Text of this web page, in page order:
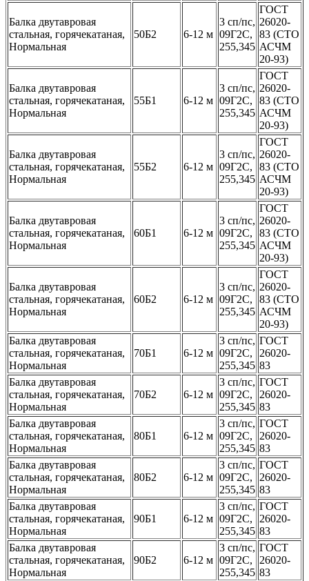
Балка двутавровая
стальная, горячекатаная,
Нормальная
50Б2 6-12 м
3 сп/пс,
09Г2С,
255,345
ГОСТ
26020-
83 (СТО
АСЧМ
20-93)
Балка двутавровая
стальная, горячекатаная,
Нормальная
55Б1 6-12 м
3 сп/пс,
09Г2С,
255,345
ГОСТ
26020-
83 (СТО
АСЧМ
20-93)
Балка двутавровая
стальная, горячекатаная,
Нормальная
55Б2 6-12 м
3 сп/пс,
09Г2С,
255,345
ГОСТ
26020-
83 (СТО
АСЧМ
20-93)
Балка двутавровая
стальная, горячекатаная,
Нормальная
60Б1 6-12 м
3 сп/пс,
09Г2С,
255,345
ГОСТ
26020-
83 (СТО
АСЧМ
20-93)
Балка двутавровая
стальная, горячекатаная,
Нормальная
60Б2 6-12 м
3 сп/пс,
09Г2С,
255,345
ГОСТ
26020-
83 (СТО
АСЧМ
20-93)
Балка двутавровая
стальная, горячекатаная,
Нормальная
70Б1 6-12 м
3 сп/пс,
09Г2С,
255,345
ГОСТ
26020-
83
Балка двутавровая
стальная, горячекатаная,
Нормальная
70Б2 6-12 м
3 сп/пс,
09Г2С,
255,345
ГОСТ
26020-
83
Балка двутавровая
стальная, горячекатаная,
Нормальная
80Б1 6-12 м
3 сп/пс,
09Г2С,
255,345
ГОСТ
26020-
83
Балка двутавровая
стальная, горячекатаная,
Нормальная
80Б2 6-12 м
3 сп/пс,
09Г2С,
255,345
ГОСТ
26020-
83
Балка двутавровая
стальная, горячекатаная,
Нормальная
90Б1 6-12 м
3 сп/пс,
09Г2С,
255,345
ГОСТ
26020-
83
Балка двутавровая
стальная, горячекатаная,
Нормальная
90Б2 6-12 м
3 сп/пс,
09Г2С,
255,345
ГОСТ
26020-
83